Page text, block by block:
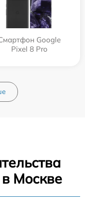
Google
Pixel 8 Pro
Москве